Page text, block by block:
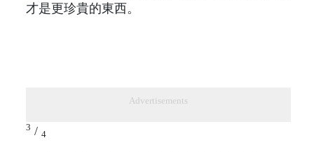
才是更珍貴的東西。
Advertisements
3 / 4